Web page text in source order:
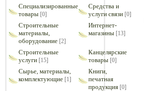
Специализированные
товары [0]
Средства и
услуги связи [0]
Строительные
материалы,
оборудование [2]
Интернет-
магазины [13]
Строительные
услуги [15]
Канцелярские
товары [0]
Сырье, материалы,
комплектующие [1]
Книги,
печатная
продукция [0]